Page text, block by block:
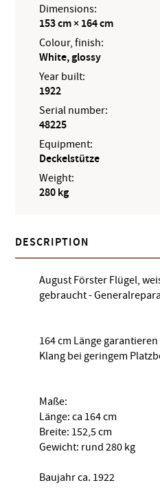
Dimensions:
153 cm × 164 cm
Colour, finish:
White, glossy
Year built:
1922
Serial number:
48225
Equipment:
Deckelstütze
Weight:
280 kg
DESCRIPTION
August Förster Flügel,
gebraucht -
164 cm Länge
Klang bei geringem
Maße:
Länge: ca 164 cm
Breite: 152,5 cm
Gewicht: rund 280 kg
Baujahr ca. 1922